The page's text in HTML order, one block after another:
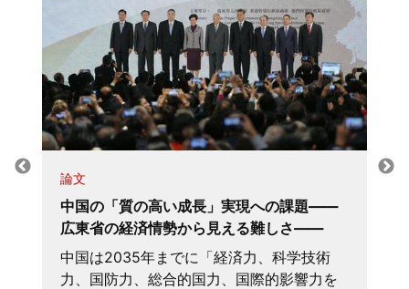
論文
中国の「質の高い成長」実現への課題――
広東省の経済情勢から見える難しさ――
中国は2035年までに「経済力、科学技術
力、国防力、総合的国力、国際的影響力を